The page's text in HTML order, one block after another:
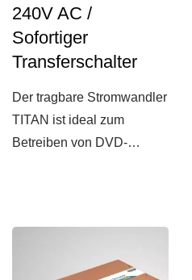
240V AC /
Sofortiger
Transferschalter
Der tragbare Stromwandler
TITAN ist ideal zum
Betreiben von DVD-